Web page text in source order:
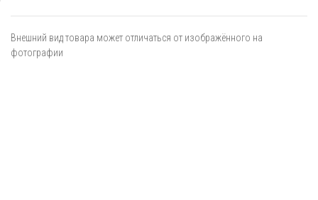
Внешний вид товара может отличаться от изображённого на
фотографии